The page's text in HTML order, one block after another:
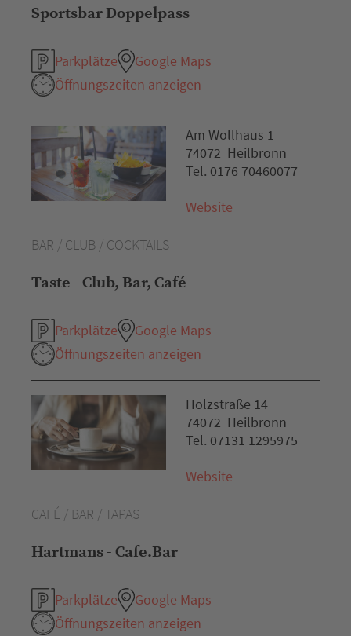
Sportsbar Doppelpass
Parkplätze
Google Maps
Öffnungszeiten anzeigen
BAR / CLUB / COCKTAILS
Taste - Club, Bar, Café
Parkplätze
Google Maps
Öffnungszeiten anzeigen
Am Wollhaus 1
74072 Heilbronn
Tel. 0176 70460077
Website
CAFÉ / BAR / TAPAS
Hartmans - Cafe.Bar
Parkplätze
Google Maps
Öffnungszeiten anzeigen
Holzstraße 14
74072 Heilbronn
Tel. 07131 1295975
Website